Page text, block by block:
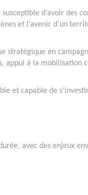
d’avoir des
et l’avenir d’un
stratégique en
appui à la mobilisation
et capable de
avec des enjeux